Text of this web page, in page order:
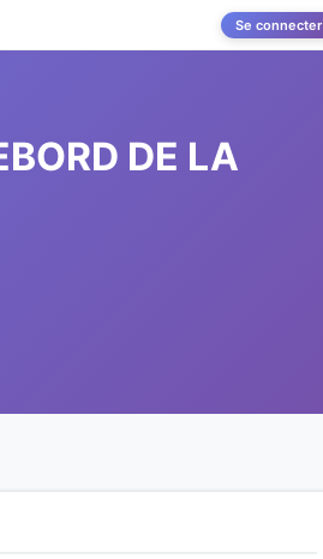
Se connecter
DE LA